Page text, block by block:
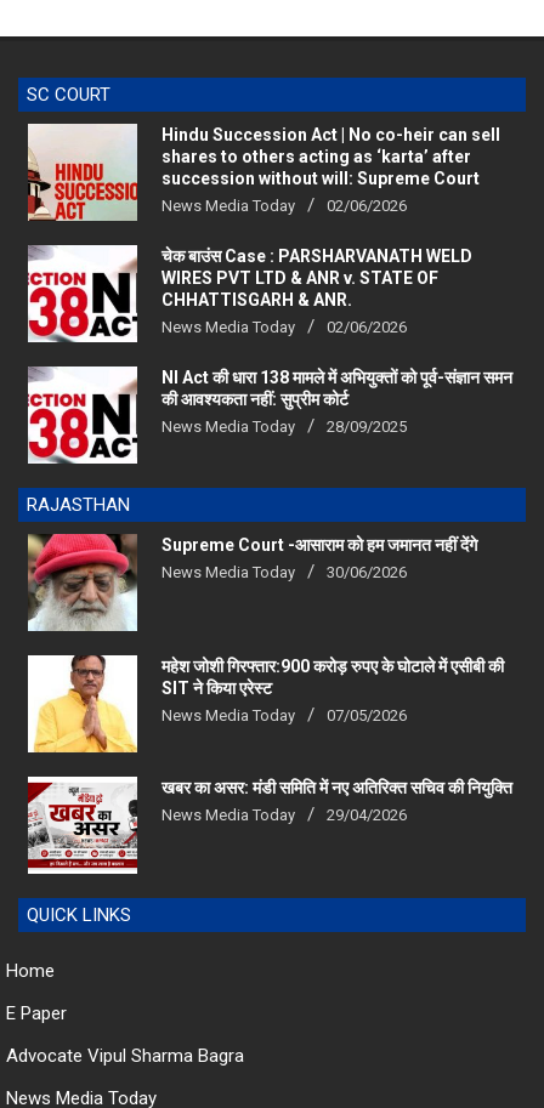
SC COURT
Hindu Succession Act | No co-heir can sell
shares to others acting as ‘karta’ after
succession without will: Supreme Court
News Media Today 02/06/2026
चेक बाउंस Case : PARSHARVANATH WELD
WIRES PVT LTD & ANR v. STATE OF
CHHATTISGARH & ANR.
News Media Today 02/06/2026
NI Act की धारा 138 मामले में अभियुक्तों को पूर्व-संज्ञान समन
की आवश्यकता नहीं: सुप्रीम कोर्ट
News Media Today 28/09/2025
RAJASTHAN
Supreme Court -आसाराम को हम जमानत नहीं देंगे
News Media Today 30/06/2026
महेश जोशी गिरफ्तार:900 करोड़ रुपए के घोटाले में एसीबी की
SIT ने किया एरेस्‍ट
News Media Today 07/05/2026
खबर का असर: मंडी समिति में नए अतिरिक्त सचिव की नियुक्ति
News Media Today 29/04/2026
QUICK LINKS
Home
E Paper
Advocate Vipul Sharma Bagra
News Media Today